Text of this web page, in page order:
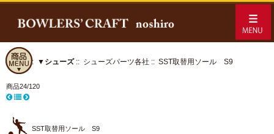
ホーム:: ▼シューズ:: シューズパーツ各社 :: SST取替用ソール S9
商品24/120
SST取替用ソール S9